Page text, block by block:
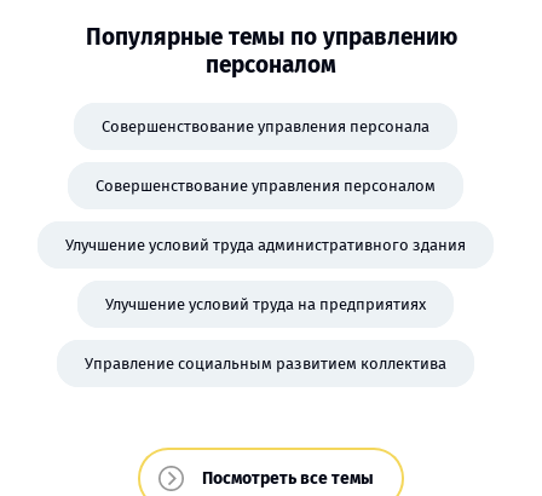
Популярные темы по управлению
персоналом
Совершенствование управления персонала
Совершенствование управления персоналом
Улучшение условий труда административного здания
Улучшение условий труда на предприятиях
Управление социальным развитием коллектива
Посмотреть все темы